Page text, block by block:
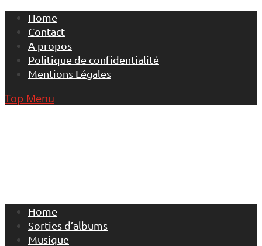
Skip
content
Home
Contact
A propos
Politique de confidentialité
Mentions Légales
Top Menu
Home
Sorties d’albums
Musique